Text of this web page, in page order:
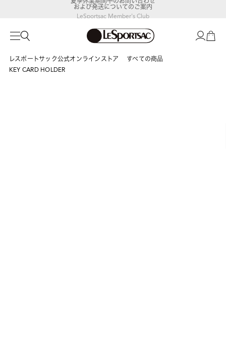
LeSportsac Member's Club
ポイントアップキャンペーン開催中
および発送についてのご案内
レスポートサック公式オンラインストア
すべての商品
KEY CARD HOLDER